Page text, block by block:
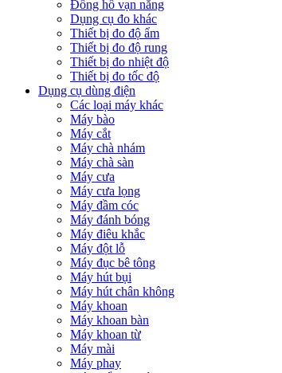
Đồng hồ vạn năng
Dụng cụ đo khác
Thiết bị đo độ ẩm
Thiết bị đo độ rung
Thiết bị đo nhiệt độ
Thiết bị đo tốc độ
Dụng cụ dùng điện
Các loại máy khác
Máy bào
Máy cắt
Máy chà nhám
Máy chà sàn
Máy cưa
Máy cưa lọng
Máy đầm cóc
Máy đánh bóng
Máy điêu khắc
Máy đột lỗ
Máy đục bê tông
Máy hút bụi
Máy hút chân không
Máy khoan
Máy khoan bàn
Máy khoan từ
Máy mài
Máy phay